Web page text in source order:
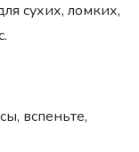
сухих, ломких,
вспеньте,